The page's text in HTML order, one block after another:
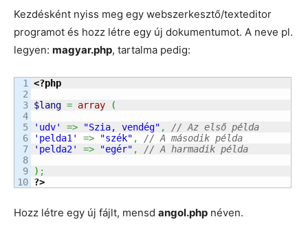
Kezdésként nyiss meg egy webszerkesztő/texteditor
programot és hozz létre egy új dokumentumot. A neve pl.
legyen: magyar.php, tartalma pedig:
1
2
3
4
5
6
7
8
9
<?php
$lang = array
(
'udv'
=> "Szia, vendég" ,
// Az első példa
'pelda1'
=> "szék" ,
// A második példa
'pelda2'
=> "egér" ,
// A harmadik példa
) ;
?>
Hozz létre egy új fájlt, mensd angol.php néven.